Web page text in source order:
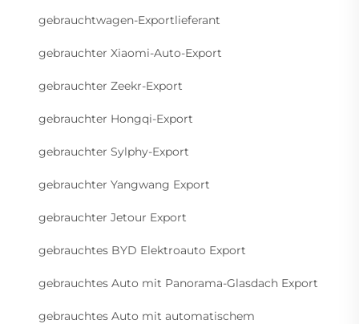
gebrauchtwagen-Exportlieferant
gebrauchter Xiaomi-Auto-Export
gebrauchter Zeekr-Export
gebrauchter Hongqi-Export
gebrauchter Sylphy-Export
gebrauchter Yangwang Export
gebrauchter Jetour Export
gebrauchtes BYD Elektroauto Export
gebrauchtes Auto mit Panorama-Glasdach Export
gebrauchtes Auto mit automatischem